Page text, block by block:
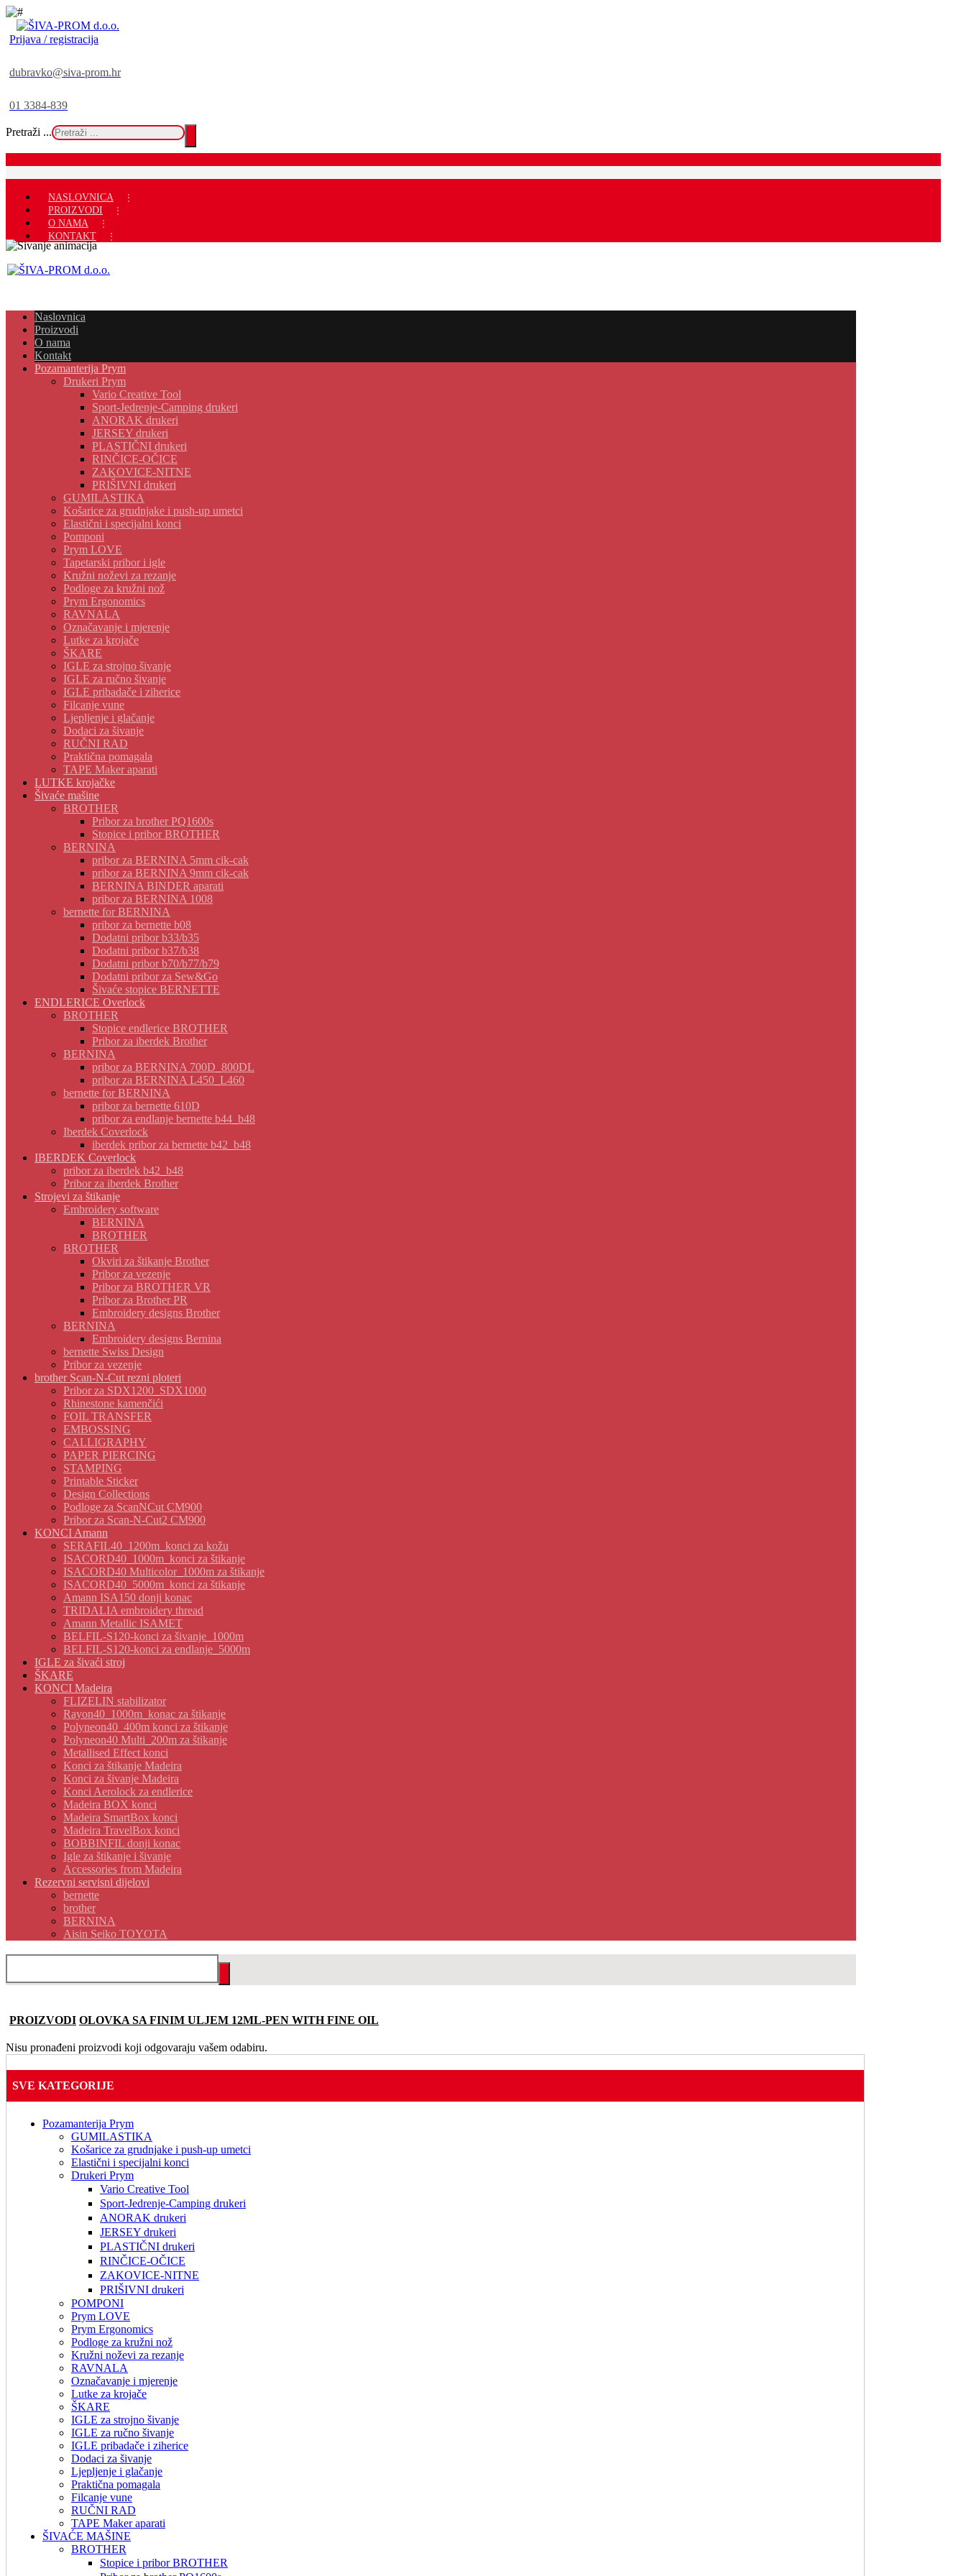
Prijava / registracija
dubravko@siva-prom.hr
01 3384-839
Pretraži ...
NASLOVNICA
PROIZVODI
O NAMA
KONTAKT
Naslovnica
Proizvodi
O nama
Kontakt
Pozamanterija Prym
Drukeri Prym
Vario Creative Tool
Sport-Jedrenje-Camping drukeri
ANORAK drukeri
JERSEY drukeri
PLASTIČNI drukeri
RINČICE-OČICE
ZAKOVICE-NITNE
PRIŠIVNI drukeri
GUMILASTIKA
Košarice za grudnjake i push-up umetci
Elastični i specijalni konci
Pomponi
Prym LOVE
Tapetarski pribor i igle
Kružni noževi za rezanje
Podloge za kružni nož
Prym Ergonomics
RAVNALA
Označavanje i mjerenje
Lutke za krojače
ŠKARE
IGLE za strojno šivanje
IGLE za ručno šivanje
IGLE pribadače i ziherice
Filcanje vune
Ljepljenje i glačanje
Dodaci za šivanje
RUČNI RAD
Praktična pomagala
TAPE Maker aparati
LUTKE krojačke
Šivaće mašine
BROTHER
Pribor za brother PQ1600s
Stopice i pribor BROTHER
BERNINA
pribor za BERNINA 5mm cik-cak
pribor za BERNINA 9mm cik-cak
BERNINA BINDER aparati
pribor za BERNINA 1008
bernette for BERNINA
pribor za bernette b08
Dodatni pribor b33/b35
Dodatni pribor b37/b38
Dodatni pribor b70/b77/b79
Dodatni pribor za Sew&Go
Šivaće stopice BERNETTE
ENDLERICE Overlock
BROTHER
Stopice endlerice BROTHER
Pribor za iberdek Brother
BERNINA
pribor za BERNINA 700D_800DL
pribor za BERNINA L450_L460
bernette for BERNINA
pribor za bernette 610D
pribor za endlanje bernette b44_b48
Iberdek Coverlock
iberdek pribor za bernette b42_b48
IBERDEK Coverlock
pribor za iberdek b42_b48
Pribor za iberdek Brother
Strojevi za štikanje
Embroidery software
BERNINA
BROTHER
BROTHER
Okviri za štikanje Brother
Pribor za vezenje
Pribor za BROTHER VR
Pribor za Brother PR
Embroidery designs Brother
BERNINA
Embroidery designs Bernina
bernette Swiss Design
Pribor za vezenje
brother Scan-N-Cut rezni ploteri
Pribor za SDX1200_SDX1000
Rhinestone kamenčići
FOIL TRANSFER
EMBOSSING
CALLIGRAPHY
PAPER PIERCING
STAMPING
Printable Sticker
Design Collections
Podloge za ScanNCut CM900
Pribor za Scan-N-Cut2 CM900
KONCI Amann
SERAFIL40_1200m_konci za kožu
ISACORD40_1000m_konci za štikanje
ISACORD40 Multicolor_1000m za štikanje
ISACORD40_5000m_konci za štikanje
Amann ISA150 donji konac
TRIDALIA embroidery thread
Amann Metallic ISAMET
BELFIL-S120-konci za šivanje_1000m
BELFIL-S120-konci za endlanje_5000m
IGLE za šivaći stroj
ŠKARE
KONCI Madeira
FLIZELIN stabilizator
Rayon40_1000m_konac za štikanje
Polyneon40_400m konci za štikanje
Polyneon40 Multi_200m za štikanje
Metallised Effect konci
Konci za štikanje Madeira
Konci za šivanje Madeira
Konci Aerolock za endlerice
Madeira BOX konci
Madeira SmartBox konci
Madeira TravelBox konci
BOBBINFIL donji konac
Igle za štikanje i šivanje
Accessories from Madeira
Rezervni servisni dijelovi
bernette
brother
BERNINA
Aisin Seiko TOYOTA
PROIZVODI OLOVKA SA FINIM ULJEM 12ML-PEN WITH FINE OIL
Nisu pronađeni proizvodi koji odgovaraju vašem odabiru.
SVE KATEGORIJE
Pozamanterija Prym
GUMILASTIKA
Košarice za grudnjake i push-up umetci
Elastični i specijalni konci
Drukeri Prym
Vario Creative Tool
Sport-Jedrenje-Camping drukeri
ANORAK drukeri
JERSEY drukeri
PLASTIČNI drukeri
RINČICE-OČICE
ZAKOVICE-NITNE
PRIŠIVNI drukeri
POMPONI
Prym LOVE
Prym Ergonomics
Podloge za kružni nož
Kružni noževi za rezanje
RAVNALA
Označavanje i mjerenje
Lutke za krojače
ŠKARE
IGLE za strojno šivanje
IGLE za ručno šivanje
IGLE pribadače i ziherice
Dodaci za šivanje
Ljepljenje i glačanje
Praktična pomagala
Filcanje vune
RUČNI RAD
TAPE Maker aparati
ŠIVAĆE MAŠINE
BROTHER
Stopice i pribor BROTHER